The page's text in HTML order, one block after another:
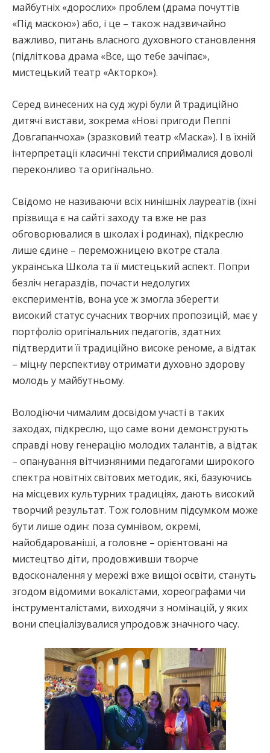
майбутніх «дорослих» проблем (драма почуттів
«Під маскою») або, і це – також надзвичайно
важливо, питань власного духовного становлення
(підліткова драма «Все, що тебе зачіпає»,
мистецький театр «Акторко»).
Серед винесених на суд журі були й традиційно
дитячі вистави, зокрема «Нові пригоди Пеппі
Довгапанчоха» (зразковий театр «Маска»). І в їхній
інтерпретації класичні тексти сприймалися доволі
переконливо та оригінально.
Свідомо не називаючи всіх нинішніх лауреатів (їхні
прізвища є на сайті заходу та вже не раз
обговорювалися в школах і родинах), підкреслю
лише єдине – переможницею вкотре стала
українська Школа та її мистецький аспект. Попри
безліч негараздів, почасти недолугих
експериментів, вона усе ж змогла зберегти
високий статус сучасних творчих пропозицій, має у
портфоліо оригінальних педагогів, здатних
підтвердити її традиційно високе реноме, а відтак
– міцну перспективу отримати духовно здорову
молодь у майбутньому.
Володіючи чималим досвідом участі в таких
заходах, підкреслю, що саме вони демонструють
справді нову генерацію молодих талантів, а відтак
– опанування вітчизняними педагогами широкого
спектра новітніх світових методик, які, базуючись
на місцевих культурних традиціях, дають високий
творчий результат. Тож головним підсумком може
бути лише один: поза сумнівом, окремі,
найобдарованіші, а головне – орієнтовані на
мистецтво діти, продовживши творче
вдосконалення у мережі вже вищої освіти, стануть
згодом відомими вокалістами, хореографами чи
інструменталістами, виходячи з номінацій, у яких
вони спеціалізувалися упродовж значного часу.